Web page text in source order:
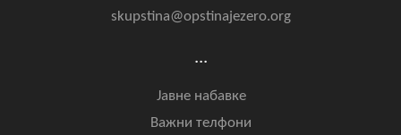
Службени Гласници
skupstina@opstinajezero.org
...
Јавне набавке
Важни телфони